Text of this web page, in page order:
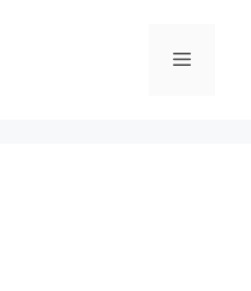
Menu